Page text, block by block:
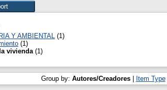
Y AMBIENTAL
(1)
(1)
vivienda (1)
Group by: Autores/Creadores| Item Type